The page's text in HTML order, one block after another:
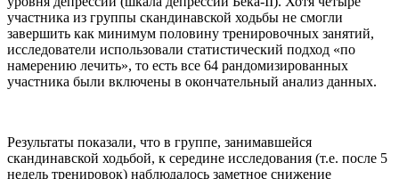
участника из группы скандинавской ходьбы не смогли
завершить как минимум половину тренировочных занятий,
исследователи использовали статистический подход «по
намерению лечить», то есть все 64 рандомизированных
участника были включены в окончательный анализ данных.
Результаты показали, что в группе, занимавшейся
скандинавской ходьбой, к середине исследования (т.е. после 5
недель тренировок) наблюдалось заметное снижение